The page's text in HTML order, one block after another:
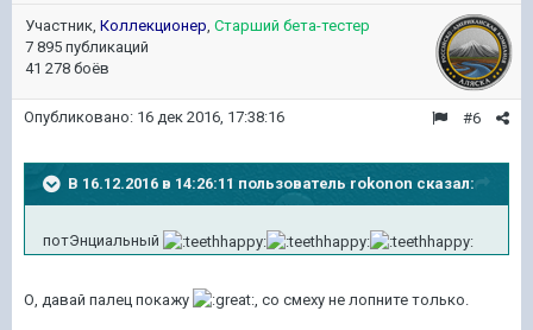
Участник, Коллекционер, Старший бета-тестер
7 895 публикаций
41 278 боёв
#6
Опубликовано: 16 дек 2016, 17:38:16
В 16.12.2016 в 14:26:11 пользователь rokonon сказал:
потЭнциальный
О, давай палец покажу , со смеху не лопните только.